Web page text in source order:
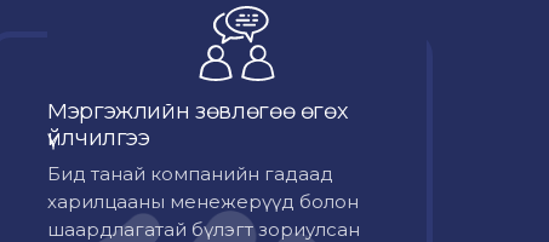
Мэргэжлийн зөвлөгөө өгөх
үйлчилгээ
Бид танай компанийн гадаад
харилцааны менежерүүд болон
шаардлагатай бүлэгт зориулсан